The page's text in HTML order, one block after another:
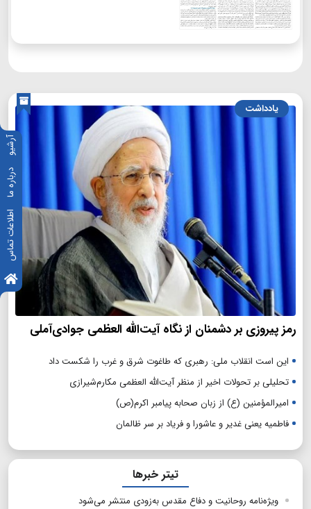
آرشیو
درباره ما
اطلاعات تماس
یادداشت
رمز پیروزی بر دشمنان از نگاه آیت‌الله العظمی جوادی‌آملی
این است انقلاب ملی: رهبری که طاغوت شرق و غرب را شکست داد
تحلیلی بر تحولات اخیر از منظر آیت‌الله العظمی مکارم‌شیرازی
امیرالمؤمنین (ع) از زبان صحابه پیامبر اکرم(ص)
فاطمیه یعنی غدیر و عاشورا و فریاد بر سر ظالمان
تیتر خبرها
ویژه‌نامه روحانیت و دفاع مقدس به‌زودی منتشر می‌شود